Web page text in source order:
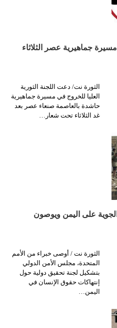
جماهيرية عصر الثلاثاء
الثورة نت/ دعت اللجنة الثورية
العليا للخروج في مسيرة جماهيرية
حاشدة بالعاصمة صنعاء عصر بعد
غد الثلاثاء تحت شعار…
على اليمن ويوصون
الثورة نت / أوصى خبراء من الأمم
المتحدة، مجلس الأمن الدولي
بتشكيل لجنة تحقيق دولية حول
إنتهاكات حقوق الإنسان في
اليمن…